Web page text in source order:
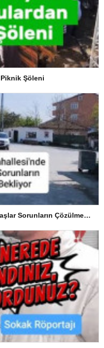
Şöleni
Hacımaşlı Mahallesi’nde Vatandaşlar Sorunların Çözülmesini Bekliyor